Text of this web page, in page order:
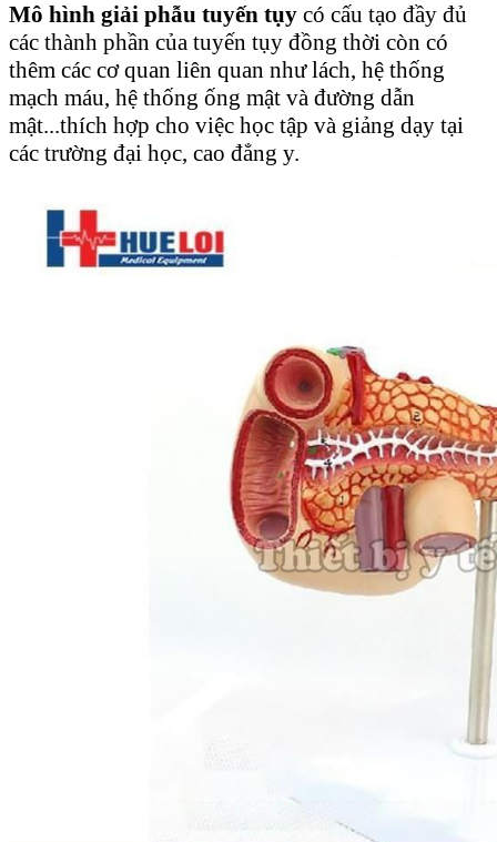
Mô hình giải phẫu tuyến tụy có cấu tạo đầy đủ
các thành phần của tuyến tụy đồng thời còn có
thêm các cơ quan liên quan như lách, hệ thống
mạch máu, hệ thống ống mật và đường dẫn
mật...thích hợp cho việc học tập và giảng dạy tại
các trường đại học, cao đẳng y.